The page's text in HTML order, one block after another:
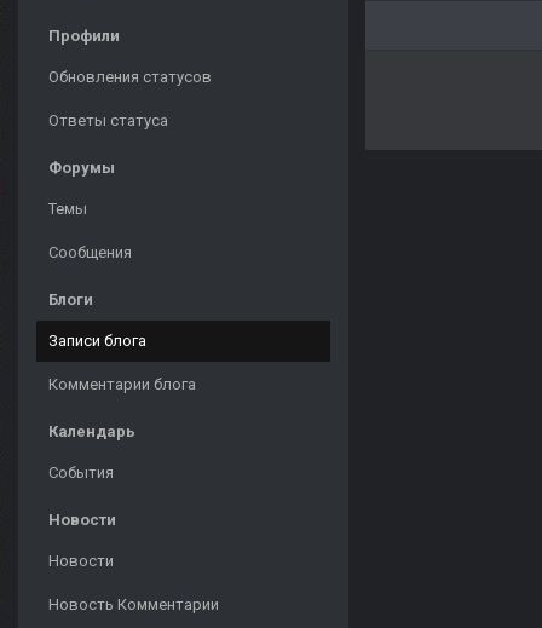
Профили
Обновления статусов
Ответы статуса
Форумы
Темы
Сообщения
Блоги
Записи блога
Комментарии блога
Календарь
События
Новости
Новости
Новость Комментарии